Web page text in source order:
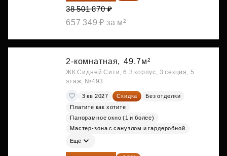
38 501 870 ₽
657 349 ₽ за м²
2-комнатная, 49.7м²
ЖК Сидней Сити, 6.3 корпус, 3 секция, 5
этаж, №493
3 кв 2027 Скидка
Без отделки
Платите как хотите
Панорамное окно (1 и более)
Мастер-зона с санузлом и гардеробной
Ещё